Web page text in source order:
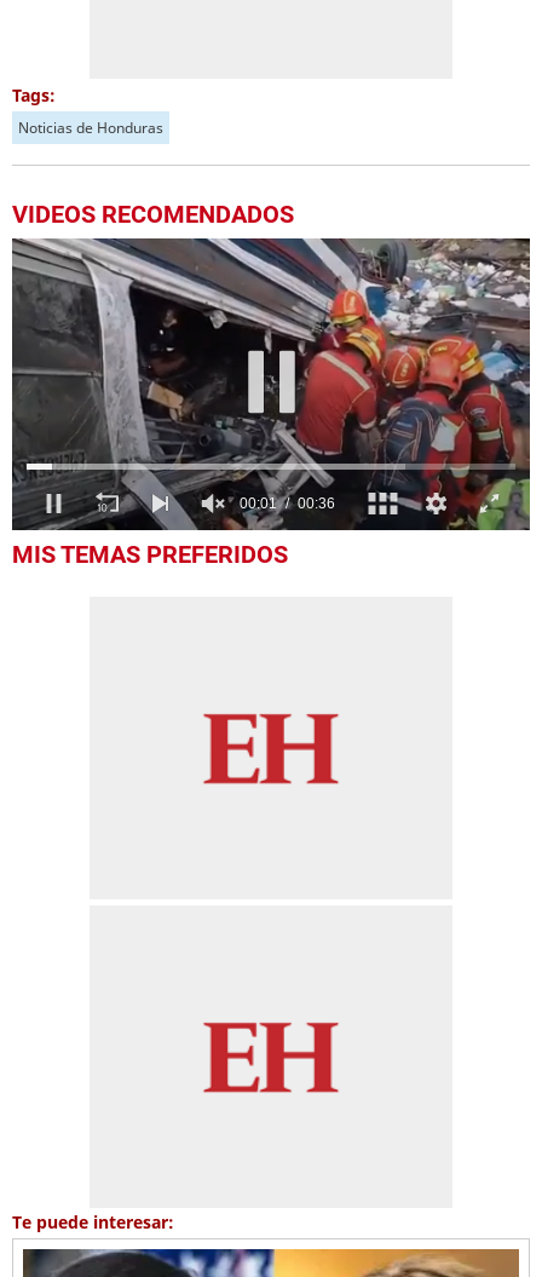
Tags:
Noticias de Honduras
VIDEOS RECOMENDADOS
seconds
MIS TEMAS PREFERIDOS
Te puede interesar: